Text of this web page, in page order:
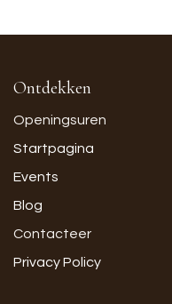
Ontdekken
Openingsuren
Startpagina
Events
Blog
Contacteer
Privacy Policy